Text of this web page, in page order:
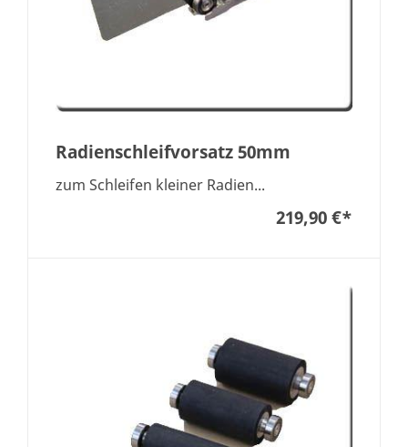
Radienschleifvorsatz 50mm
zum Schleifen kleiner Radien...
219,90 €*